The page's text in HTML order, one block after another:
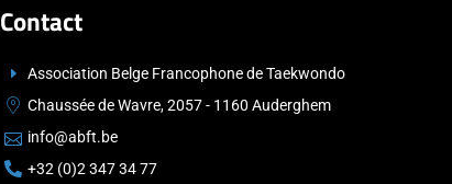
Contact
Association Belge Francophone de Taekwondo
Chaussée de Wavre, 2057 - 1160 Auderghem
info@abft.be
+32 (0)2 347 34 77